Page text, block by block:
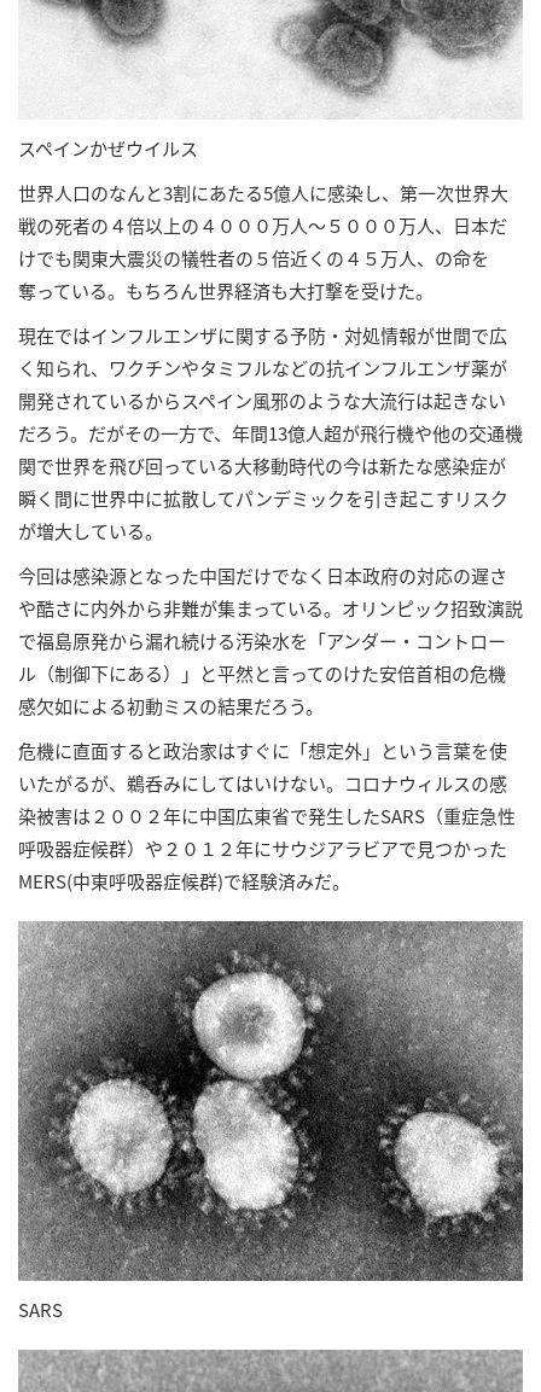
スペインかぜウイルス
世界人口のなんと3割にあたる5億人に感染し、第一次世界大
戦の死者の４倍以上の４０００万人～５０００万人、日本だ
けでも関東大震災の犠牲者の５倍近くの４５万人、の命を
奪っている。もちろん世界経済も大打撃を受けた。
現在ではインフルエンザに関する予防・対処情報が世間で広
く知られ、ワクチンやタミフルなどの抗インフルエンザ薬が
開発されているからスペイン風邪のような大流行は起きない
だろう。だがその一方で、年間13億人超が飛行機や他の交通機
関で世界を飛び回っている大移動時代の今は新たな感染症が
瞬く間に世界中に拡散してパンデミックを引き起こすリスク
が増大している。
今回は感染源となった中国だけでなく日本政府の対応の遅さ
や酷さに内外から非難が集まっている。オリンピック招致演説
で福島原発から漏れ続ける汚染水を「アンダー・コントロー
ル（制御下にある）」と平然と言ってのけた安倍首相の危機
感欠如による初動ミスの結果だろう。
危機に直面すると政治家はすぐに「想定外」という言葉を使
いたがるが、鵜呑みにしてはいけない。コロナウィルスの感
染被害は２００２年に中国広東省で発生したSARS（重症急性
呼吸器症候群）や２０１２年にサウジアラビアで見つかった
MERS(中東呼吸器症候群)で経験済みだ。
SARS